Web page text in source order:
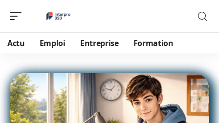
Actu Emploi Entreprise Formation